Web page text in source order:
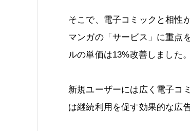
そこで、電子コミックと相性
マンガの「サービス」に重点
ルの単価は13%改善しました。
新規ユーザーには広く電子コ
は継続利用を促す効果的な広